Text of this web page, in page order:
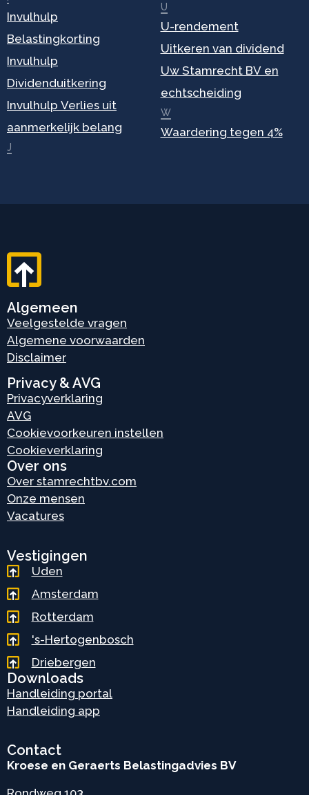
Invulhulp
Belastingkorting
Invulhulp
Dividenduitkering
Invulhulp Verlies uit
aanmerkelijk belang
J
U
U-rendement
Uitkeren van dividend
Uw Stamrecht BV en
echtscheiding
W
Waardering tegen 4%
Algemeen
Veelgestelde vragen
Algemene voorwaarden
Disclaimer
Privacy & AVG
Privacyverklaring
AVG
Cookievoorkeuren instellen
Cookieverklaring
Over ons
Over stamrechtbv.com
Onze mensen
Vacatures
Vestigingen
Uden
Amsterdam
Rotterdam
's-Hertogenbosch
Driebergen
Downloads
Handleiding portal
Handleiding app
Contact
Kroese en Geraerts Belastingadvies BV